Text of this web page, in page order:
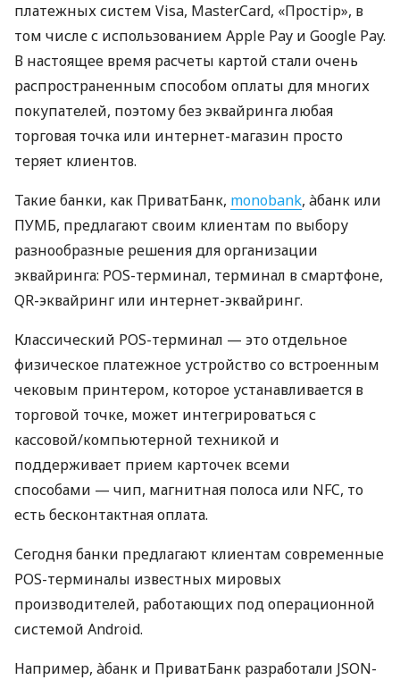
платежных систем Visa, MasterCard, «Простір», в
том числе с использованием Apple Pay и Google Pay.
В настоящее время расчеты картой стали очень
распространенным способом оплаты для многих
покупателей, поэтому без эквайринга любая
торговая точка или интернет-магазин просто
теряет клиентов.
Такие банки, как ПриватБанк, monobank, àбанк или
ПУМБ, предлагают своим клиентам по выбору
разнообразные решения для организации
эквайринга: POS-терминал, терминал в смартфоне,
QR-эквайринг или интернет-эквайринг.
Классический POS-терминал — это отдельное
физическое платежное устройство со встроенным
чековым принтером, которое устанавливается в
торговой точке, может интегрироваться с
кассовой/компьютерной техникой и
поддерживает прием карточек всеми
способами — чип, магнитная полоса или NFC, то
есть бесконтактная оплата.
Сегодня банки предлагают клиентам современные
POS-терминалы известных мировых
производителей, работающих под операционной
системой Android.
Например, àбанк и ПриватБанк разработали JSON-